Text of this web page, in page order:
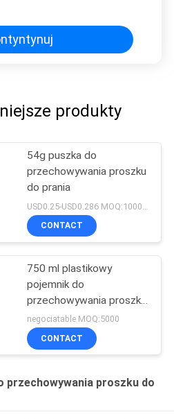
produkty
54g puszka do
przechowywania proszku
do prania
CONTACT
750 ml plastikowy
pojemnik do
przechowywania proszku
do prania
negociatable MOQ:5000
CONTACT
przechowywania proszku do